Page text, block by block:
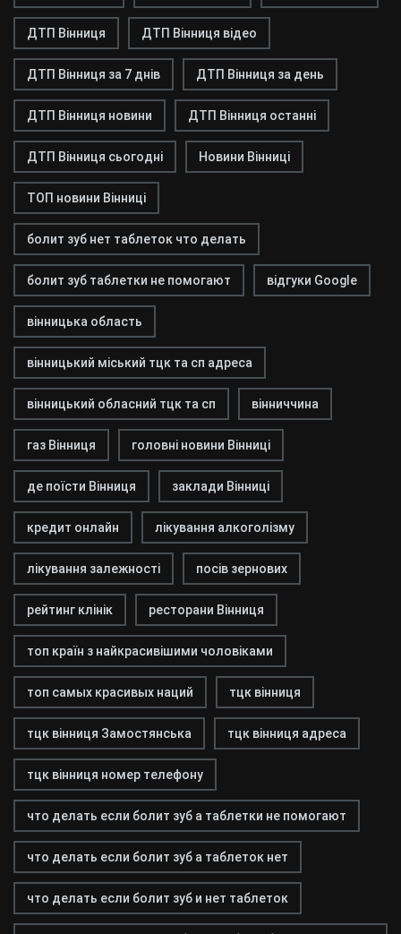
ДТП Вінниця ДТП Вінниця відео
ДТП Вінниця за 7 днів ДТП Вінниця за день
ДТП Вінниця новини ДТП Вінниця останні
ДТП Вінниця сьогодні Новини Вінниці
ТОП новини Вінниці
болит зуб нет таблеток что делать
болит зуб таблетки не помогают відгуки Google
вінницька область
вінницький міський тцк та сп адреса
вінницький обласний тцк та сп вінниччина
газ Вінниця головні новини Вінниці
де поїсти Вінниця заклади Вінниці
кредит онлайн лікування алкоголізму
лікування залежності посів зернових
рейтинг клінік ресторани Вінниця
топ країн з найкрасивішими чоловіками
топ самых красивых наций тцк вінниця
тцк вінниця Замостянська тцк вінниця адреса
тцк вінниця номер телефону
что делать если болит зуб а таблетки не помогают
что делать если болит зуб а таблеток нет
что делать если болит зуб и нет таблеток